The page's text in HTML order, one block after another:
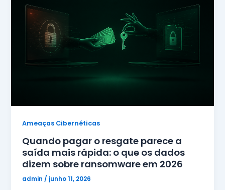
Ameaças Cibernéticas
Quando pagar o resgate parece a
saída mais rápida: o que os dados
dizem sobre ransomware em 2026
admin/ junho 11, 2026